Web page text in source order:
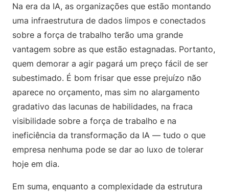
Na era da IA, as organizações que estão montando
uma infraestrutura de dados limpos e conectados
sobre a força de trabalho terão uma grande
vantagem sobre as que estão estagnadas. Portanto,
quem demorar a agir pagará um preço fácil de ser
subestimado. É bom frisar que esse prejuízo não
aparece no orçamento, mas sim no alargamento
gradativo das lacunas de habilidades, na fraca
visibilidade sobre a força de trabalho e na
ineficiência da transformação da IA ― tudo o que
empresa nenhuma pode se dar ao luxo de tolerar
hoje em dia.
Em suma, enquanto a complexidade da estrutura